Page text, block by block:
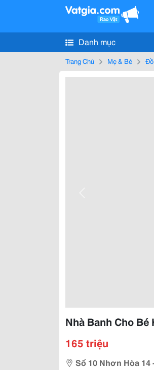
Danh mục
Trang Chủ Mẹ & Bé
Nhà Banh Cho
165 triệu
Số 10 Nhơn Hòa 14